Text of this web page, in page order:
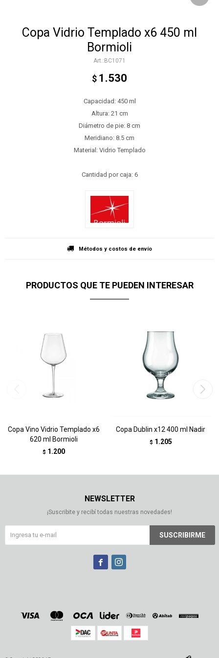
Copa Vidrio Templado x6 450 ml
Bormioli
BC1071
$ 1.530
Capacidad: 450 ml
Altura: 21 cm
Diámetro de pie: 8 cm
Meridiano: 8.5 cm
Material: Vidrio Templado
Cantidad por caja: 6
Métodos y costos de envío
PRODUCTOS QUE TE PUEDEN INTERESAR
Copa Vino Vidrio Templado x6
620 ml Bormioli
$ 1.200
Copa Dublin x12 400 ml Nadir
$ 1.205
NEWSLETTER
¡Suscribite y recibí todas nuestras novedades!
SUSCRIBIRME
 